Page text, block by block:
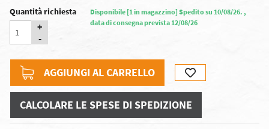
Quantità richiesta
+
-
Disponibile [1 in magazzino] Spedito su 10/08/26. ,
data di consegna prevista 12/08/26
AGGIUNGI AL CARRELLO
CALCOLARE LE SPESE DI SPEDIZIONE